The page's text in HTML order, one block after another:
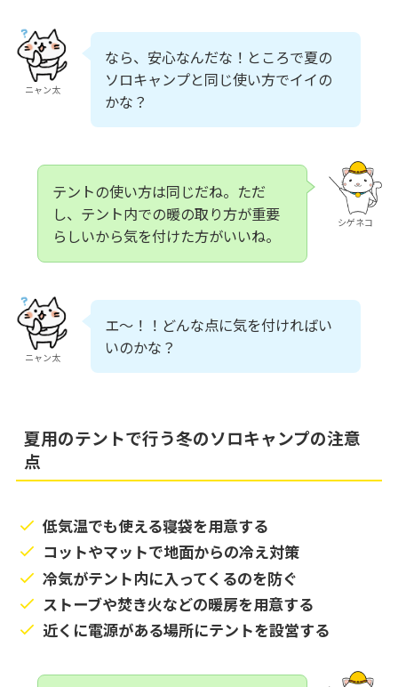
ニャン太
なら、安心なんだな！ところで夏の
ソロキャンプと同じ使い方でイイの
かな？
シゲネコ
テントの使い方は同じだね。ただ
し、テント内での暖の取り方が重要
らしいから気を付けた方がいいね。
ニャン太
エ～！！どんな点に気を付ければい
いのかな？
夏用のテントで行う冬のソロキャンプの注意
点
低気温でも使える寝袋を用意する
コットやマットで地面からの冷え対策
冷気がテント内に入ってくるのを防ぐ
ストーブや焚き火などの暖房を用意する
近くに電源がある場所にテントを設営する